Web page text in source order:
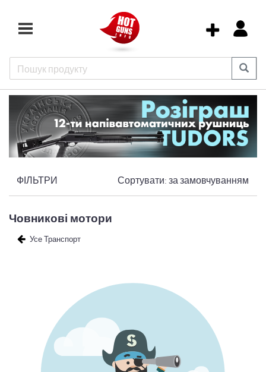
ФІЛЬТРИ Сортувати: за замовчуванням
Човникові мотори
Усе Транспорт